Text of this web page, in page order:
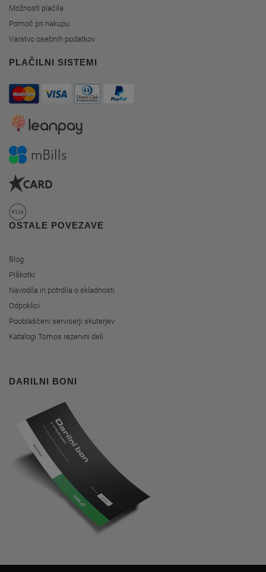
Možnosti plačila
Pomoč pri nakupu
Varstvo osebnih podatkov
PLAČILNI SISTEMI
OSTALE POVEZAVE
Blog
Piškotki
Navodila in potrdila o skladnosti
Odpoklici
Pooblaščeni serviserji skuterjev
Katalogi Tomos rezervni deli
DARILNI BONI